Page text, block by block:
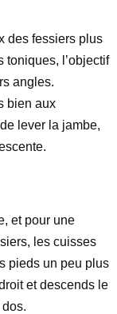
des fessiers plus
toniques, l’objectif
angles.
bien aux
lever la jambe,
et pour une
les cuisses
pieds un peu plus
et descends le